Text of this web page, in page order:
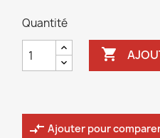
Quantité

compare_arrows Ajouter pour